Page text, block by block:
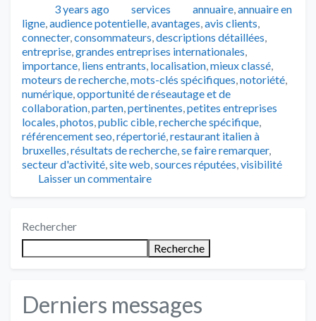
Publié3 years ago Catégories
services Tags
annuaire,annuaire en
ligne,audience potentielle,avantages,avis clients,
connecter,consommateurs,descriptions détaillées,
entreprise,grandes entreprises internationales,
importance, liens entrants, localisation,mieux classé,
moteurs de recherche,mots-clés spécifiques,notoriété,
numérique,opportunité de réseautage et de
collaboration,parten,pertinentes,petites entreprises
locales,photos,public cible,recherche spécifique,
référencement seo,répertorié,restaurant italien à
bruxelles,résultats de recherche,se faire remarquer,
secteur d'activité,site web,sources réputées,visibilité
Laisser un commentaire
Rechercher
Recherche
Derniers messages